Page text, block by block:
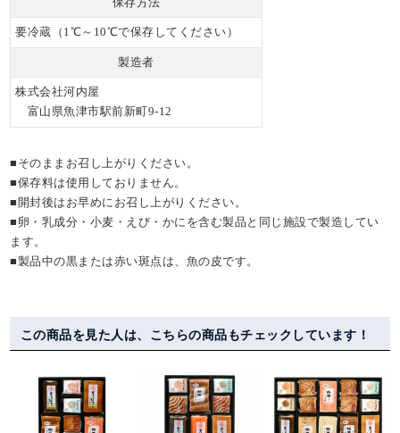
要冷蔵（1℃～10℃で保存してください）
製造者
株式会社河内屋
富山県魚津市駅前新町9-12
■そのままお召し上がりください。
■保存料は使用しておりません。
■開封後はお早めにお召し上がりください。
■卵・乳成分・小麦・えび・かにを含む製品と同じ施設で製造してい
ます。
■製品中の黒または赤い斑点は、魚の皮です。
この商品を見た人は、こちらの商品もチェックしています！